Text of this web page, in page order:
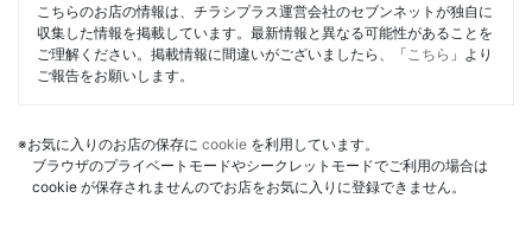
こちらのお店の情報は、チラシプラス運営会社のセブンネットが独自に
収集した情報を掲載しています。最新情報と異なる可能性があることを
ご理解ください。掲載情報に間違いがございましたら、「 こちら 」より
ご報告をお願いします。
※お気に入りのお店の保存に cookie を利用しています。
ブラウザのプライベートモードやシークレットモードでご利用の場合は
cookie が保存されませんのでお店をお気に入りに登録できません。